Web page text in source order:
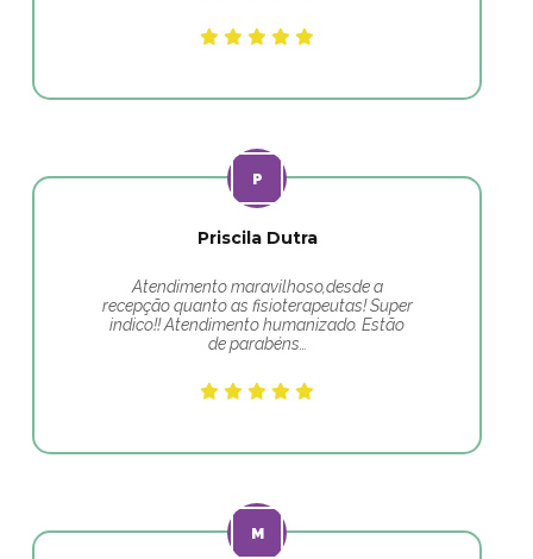
Priscila Dutra
Atendimento maravilhoso,desde a
recepção quanto as fisioterapeutas! Super
indico!! Atendimento humanizado. Estão
de parabéns…